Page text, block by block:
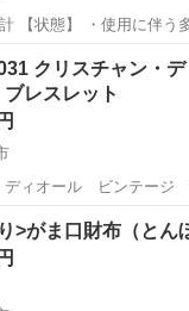
、
ざいます ・詳細は現地
のでご了承願います ※中
アクセサリー
クリスチャン・
レスレット
ィオール ビンテージ ブ
レ、キズ、落としきれ
ください ・お値引きは
アクセサリー
>がま口財布（とん